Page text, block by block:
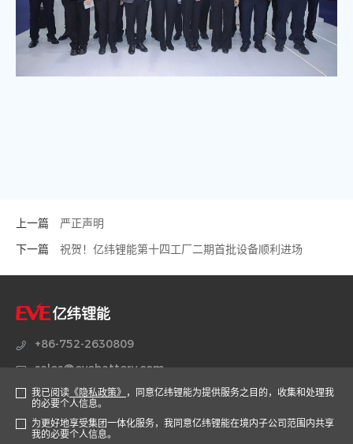
上一篇
严正声明
下一篇
祝贺！亿纬锂能第十四工厂二期首批设备顺利进场
+86-752-2630809
sales@evebattery.com
广东省惠州市仲恺高新区惠风七路38号
我已阅读 《隐私政策》 ，同意亿纬锂能为提供服务之目的，收集和处理我
的必要个人信息。
为更好地享受集团一体化服务，我同意亿纬锂能在境内子公司范围内共享
我的必要个人信息。